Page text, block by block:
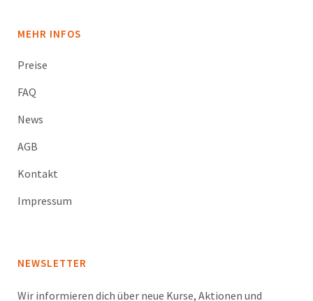
MEHR INFOS
Preise
FAQ
News
AGB
Kontakt
Impressum
NEWSLETTER
Wir informieren dich über neue Kurse, Aktionen und